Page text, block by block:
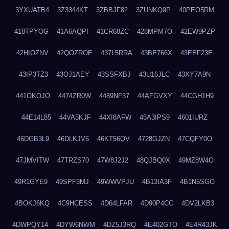
3YXUATB4 3Z3344KT 3ZBBJF82 3ZUNKQ9P 40PEO5RM
418TPYOG 41A6AQPI 41CR68ZC 428MPM7O 42EW9PZP
42HIOZNV 42QOZROE 437L5RRA 43BE766X 43EEF23E
43IP3TZ3 43OJ1AEY 43SSFXBJ 43U16JLC 43XY7A9N
441OKOJO 4474ZR0W 4489NF37 44AFGVXY 44CGH1H9
44E14L85 44VA5KJF 44XI8AFW 45A3IPS9 4601IURZ
46DGB3L9 46DLKJV6 46KT56QV 4728GJZN 47CQFY0O
47JMVITW 47TRZS70 47W8J2J2 48QJBQ0X 49MZ8W4O
49R1GYE9 49SPF3MJ 49WWVPJU 4B13IA3F 4B1N5SGO
4BOKJ6KQ 4C9HCESS 4D64LFAR 4D90P4CC 4DV2LKB3
4DWPQY14 4DYW6NWM 4DZ5J3RQ 4E402GTO 4E4R43JK